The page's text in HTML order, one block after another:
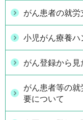
がん患者の就労
小児がん療養ハ
がん登録から
がん患者等の
要について